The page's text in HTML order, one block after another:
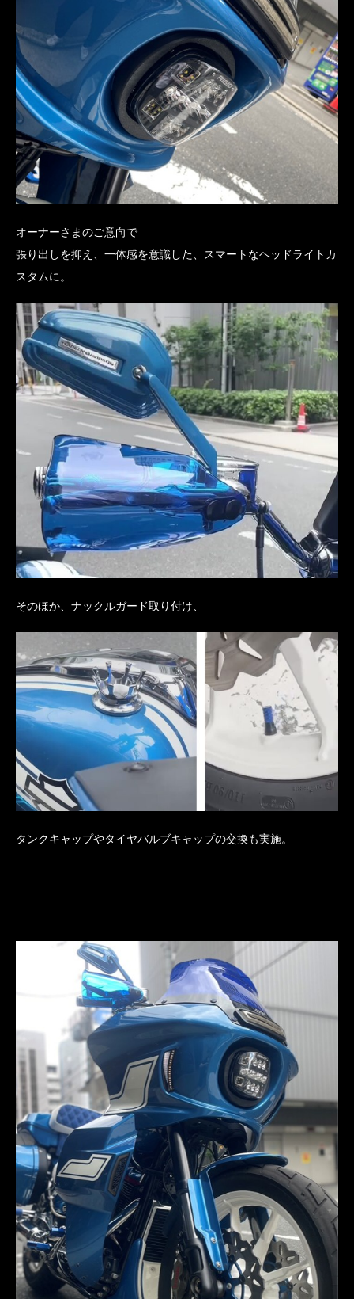
オーナーさまのご意向で
張り出しを抑え、一体感を意識した、スマートなヘッドライトカ
スタムに。
そのほか、ナックルガード取り付け、
タンクキャップやタイヤバルブキャップの交換も実施。